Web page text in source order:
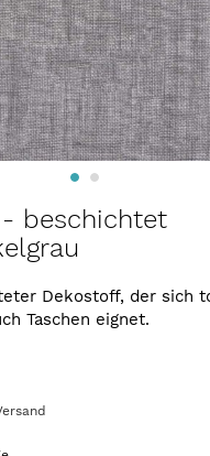
beschichtet
Dekostoff, der sich
Taschen eignet.